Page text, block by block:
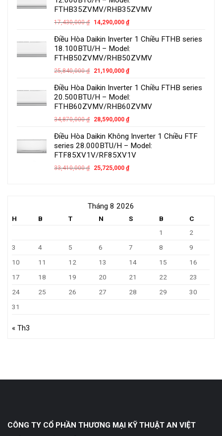
FTHB35ZVMV/RHB35ZVMV
17,430,000₫ 14,290,000 ₫
Điều Hòa Daikin Inverter 1 Chiều FTHB series
18.100BTU/H – Model:
FTHB50ZVMV/RHB50ZVMV
25,840,000₫ 21,190,000 ₫
Điều Hòa Daikin Inverter 1 Chiều FTHB series
20.500BTU/H – Model:
FTHB60ZVMV/RHB60ZVMV
34,870,000₫ 28,590,000 ₫
Điều Hòa Daikin Không Inverter 1 Chiều FTF
series 28.000BTU/H – Model:
FTF85XV1V/RF85XV1V
33,410,000₫ 25,725,000 ₫
Tháng 8 2026
H B T N S B
C
1
2
3
4 5 6 7 8
9
10
11 12 13 14 15
16
17
18 19 20 21 22
23
24
25 26 27 28 29
30
31
« Th3
CÔNG TY CỔ PHẦN THƯƠNG MẠI KỸ THUẬT AN VIỆT